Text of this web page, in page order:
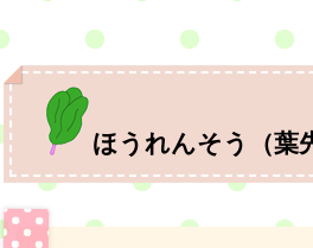
ほうれんそう（葉